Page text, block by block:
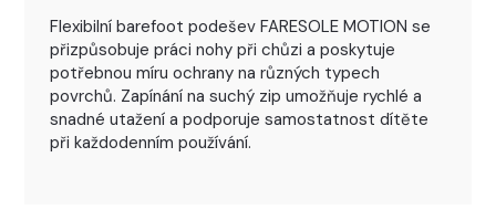
Flexibilní barefoot podešev FARESOLE MOTION se
přizpůsobuje práci nohy při chůzi a poskytuje
potřebnou míru ochrany na různých typech
povrchů. Zapínání na suchý zip umožňuje rychlé a
snadné utažení a podporuje samostatnost dítěte
při každodenním používání.